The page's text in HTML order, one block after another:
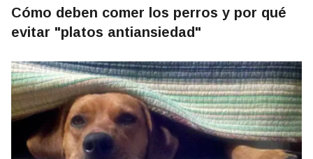
Cómo deben comer los perros y por qué
evitar "platos antiansiedad"